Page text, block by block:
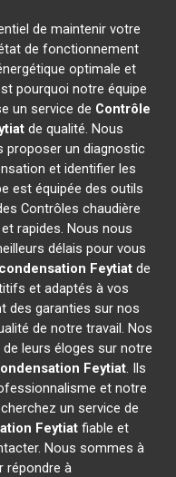
de maintenir votre
de fonctionnement
optimale et
pourquoi notre équipe
un service de Contrôle
de qualité. Nous
proposer un diagnostic
et identifier les
est équipée des outils
Contrôles chaudière
rapides. Nous nous
délais pour vous
Feytiat de
et adaptés à vos
des garanties sur nos
de notre travail. Nos
leurs éloges sur notre
Feytiat. Ils
et notre
un service de
Feytiat fiable et
Nous sommes à
répondre à